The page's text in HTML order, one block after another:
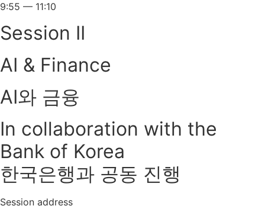
9:55 — 11:10
Session II
AI & Finance
AI와 금융
In collaboration with the
Bank of Korea
한국은행과 공동 진행
Session address